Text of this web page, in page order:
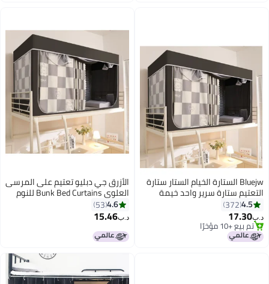
Bluejw الستارة الخيام الستار ستارة
ستارة سرير واحد خيمة
طالب التظليل القماش السرير
ناموسية الطالب النوم
الخصوصية
372
17.30
+10 مؤخرًا
+10 مؤخرًا
الأزرق جي دبليو تعتيم على المرسى
العلوي Bunk Bed Curtains للنوم
غرفة نوم مضاد للضوء زخرفة زميلة
الغرفة الخصوصية غطاء المظلة
تعتيم الستار 6 لوحات مع أعلى
4.6
53
15.46